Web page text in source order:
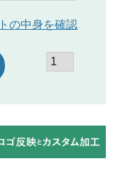
の中身を確認